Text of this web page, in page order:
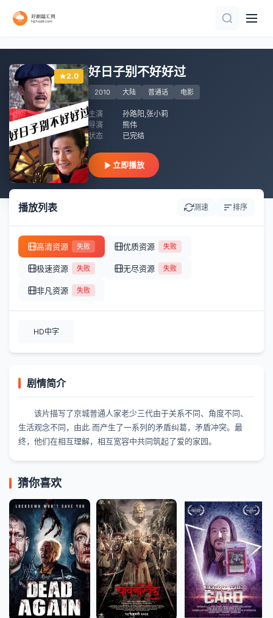
2.0 好日子别不好好过
2010 大陆 普通话 电影
主演
孙路阳,张小莉
导演
熊伟
状态
已完结
立即播放
播放列表 测速 排序
高清资源 失败 优质资源 失败
极速资源 失败 无尽资源 失败
非凡资源 失败
HD中字
剧情简介
该片描写了京城普通人家老少三代由于关系不同、角度不同、
生活观念不同，由此 而产生了一系列的矛盾纠葛，矛盾冲突。最
终，他们在相互理解，相互宽容中共同筑起了爱的家园。
猜你喜欢
正片
正片
HD
HD中字
正片
正片
HD国语